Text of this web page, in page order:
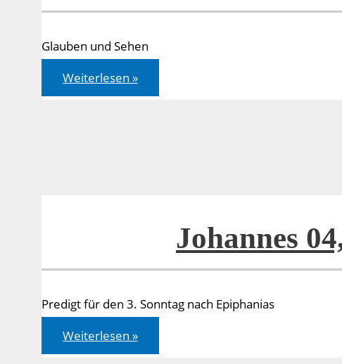
Glauben und Sehen
Johannes
04,46-
53
Weiterlesen »
Johannes
Predigt für den 3. Sonntag nach Epiphanias
Johannes
04,46-
54
Weiterlesen »